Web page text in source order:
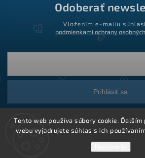
Tento web používa súbory cookie.
webu vyjadrujete súhlas s ich
Odoberať
Vložením e-mailu
podmienkami ochrany
Prihlásiť sa